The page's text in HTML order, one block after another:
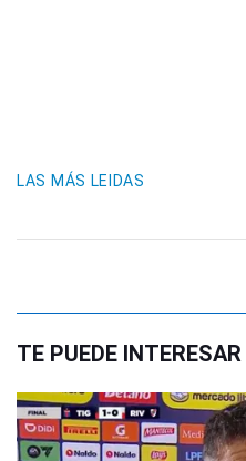
LAS MÁS LEIDAS
TE PUEDE INTERESAR